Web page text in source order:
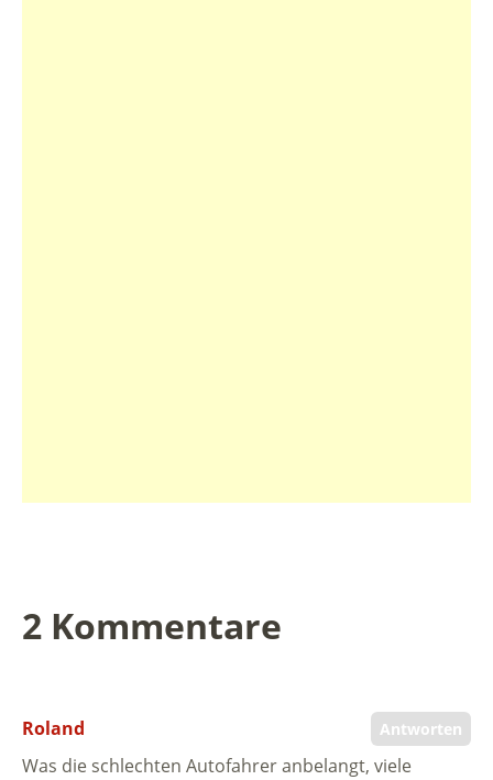
2 Kommentare
Antworten
Roland
Was die schlechten Autofahrer anbelangt, viele